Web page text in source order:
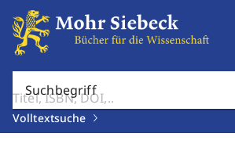
Suchbegriff
Volltextsuche